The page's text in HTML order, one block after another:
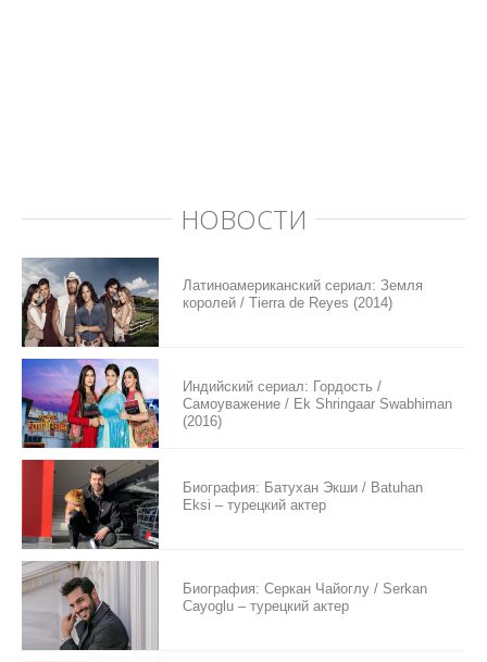
НОВОСТИ
Латиноамериканский сериал: Земля
королей / Tierra de Reyes (2014)
Индийский сериал: Гордость /
Самоуважение / Ek Shringaar Swabhiman
(2016)
Биография: Батухан Экши / Batuhan
Eksi – турецкий актер
Биография: Серкан Чайоглу / Serkan
Cayoglu – турецкий актер